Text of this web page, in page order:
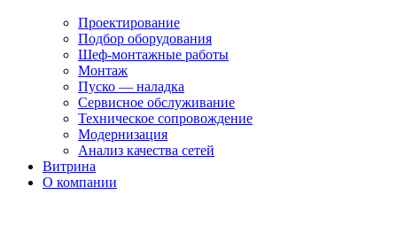
Проектирование
Подбор оборудования
Шеф-монтажные работы
Монтаж
Пуско — наладка
Сервисное обслуживание
Техническое сопровождение
Модернизация
Анализ качества сетей
Витрина
О компании